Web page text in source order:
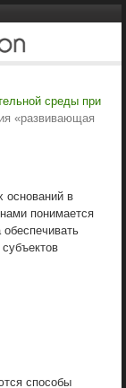
среды при
«развивающая
оснований в
понимается
обеспечивать
способы